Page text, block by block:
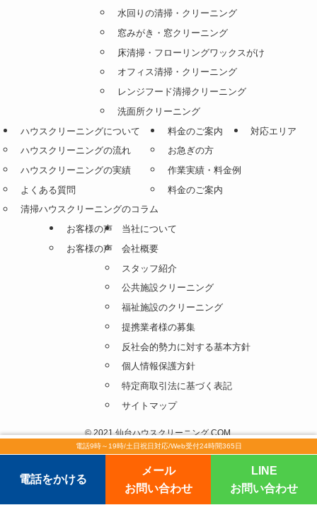
水回りの清掃・クリーニング
窓みがき・窓クリーニング
床清掃・フローリングワックスがけ
オフィス清掃・クリーニング
レンジフード清掃クリーニング
洗面所クリーニング
ハウスクリーニングについて
ハウスクリーニングの流れ
ハウスクリーニングの実績
よくある質問
清掃ハウスクリーニングのコラム
料金のご案内
お急ぎの方
作業実績・料金例
料金のご案内
対応エリア
お客様の声
お客様の声
当社について
会社概要
スタッフ紹介
公共施設クリーニング
福祉施設のクリーニング
提携業者様の募集
反社会的勢力に対する基本方針
個人情報保護方針
特定商取引法に基づく表記
サイトマップ
©2021 仙台ハウスクリーニング.COM.
電話9時～19時/土日祝日対応/Web受付24時間365日
電話をかける
メール
お問い合わせ
LINE
お問い合わせ